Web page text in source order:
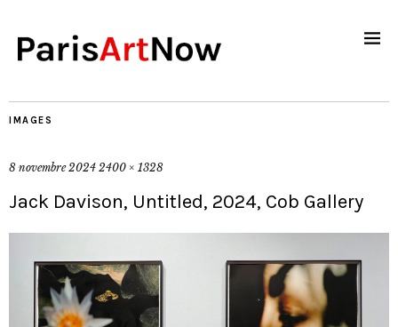
IMAGES
8 novembre 2024 2400 × 1328
Jack Davison, Untitled, 2024, Cob Gallery